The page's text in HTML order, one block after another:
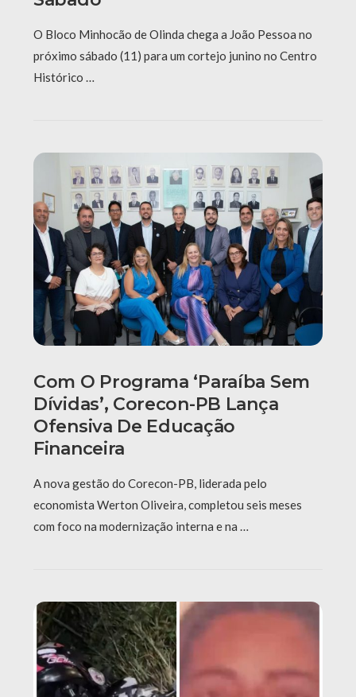
O Bloco Minhocão de Olinda chega a João Pessoa no
próximo sábado (11) para um cortejo junino no Centro
Histórico …
Com O Programa ‘Paraíba Sem
Dívidas’, Corecon-PB Lança
Ofensiva De Educação
Financeira
A nova gestão do Corecon-PB, liderada pelo
economista Werton Oliveira, completou seis meses
com foco na modernização interna e na …